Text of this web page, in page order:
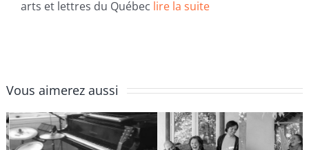
arts et lettres du Québec lire la suite
Vous aimerez aussi
Jean-
Bon